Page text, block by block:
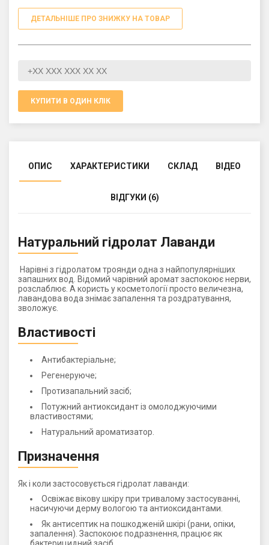
ДЕТАЛЬНІШЕ ПРО ЗНИЖКУ НА ТОВАР
КУПИТИ В ОДИН КЛІК
ОПИС ХАРАКТЕРИСТИКИ СКЛАД ВІДЕО
ВІДГУКИ (6)
Натуральний гідролат Лаванди
Нарівні з гідролатом троянди одна з найпопулярніших
запашних вод. Відомий чарівний аромат заспокоює нерви,
розслаблює. А користь у косметології просто величезна,
лавандова вода знімає запалення та роздратування,
зволожує.
Властивості
Антибактеріальне;
Регенеруюче;
Протизапальний засіб;
Потужний антиоксидант із омолоджуючими
властивостями;
Натуральний ароматизатор.
Призначення
Як і коли застосовується гідролат лаванди:
Освіжає вікову шкіру при тривалому застосуванні,
насичуючи дерму вологою та антиоксидантами.
Як антисептик на пошкодженій шкірі (рани, опіки,
запалення). Заспокоює подразнення, працює як